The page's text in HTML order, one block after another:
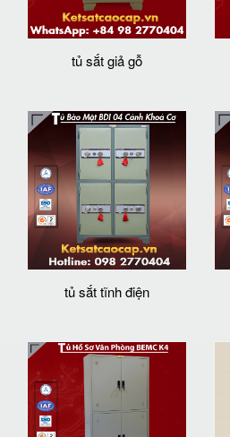
tủ sắt giả gỗ
tủ sắt tĩnh điện